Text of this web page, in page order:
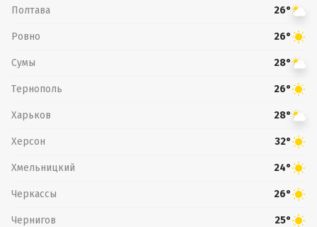
Полтава 26°
Ровно 26°
Сумы 28°
Тернополь 26°
Харьков 28°
Херсон 32°
Хмельницкий 24°
Черкассы 26°
Чернигов 25°